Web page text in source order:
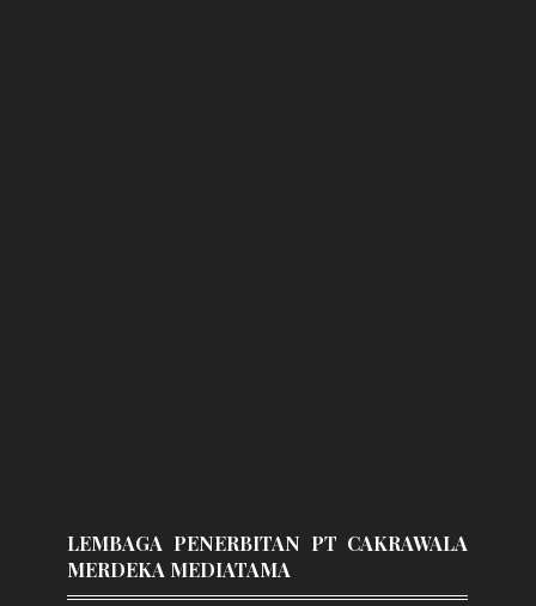
LEMBAGA PENERBITAN PT CAKRAWALA
MERDEKA MEDIATAMA